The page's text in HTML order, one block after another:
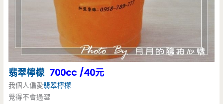
翡翠檸檬700cc /40元
我個人偏愛翡翠檸檬
覺得不會過澀